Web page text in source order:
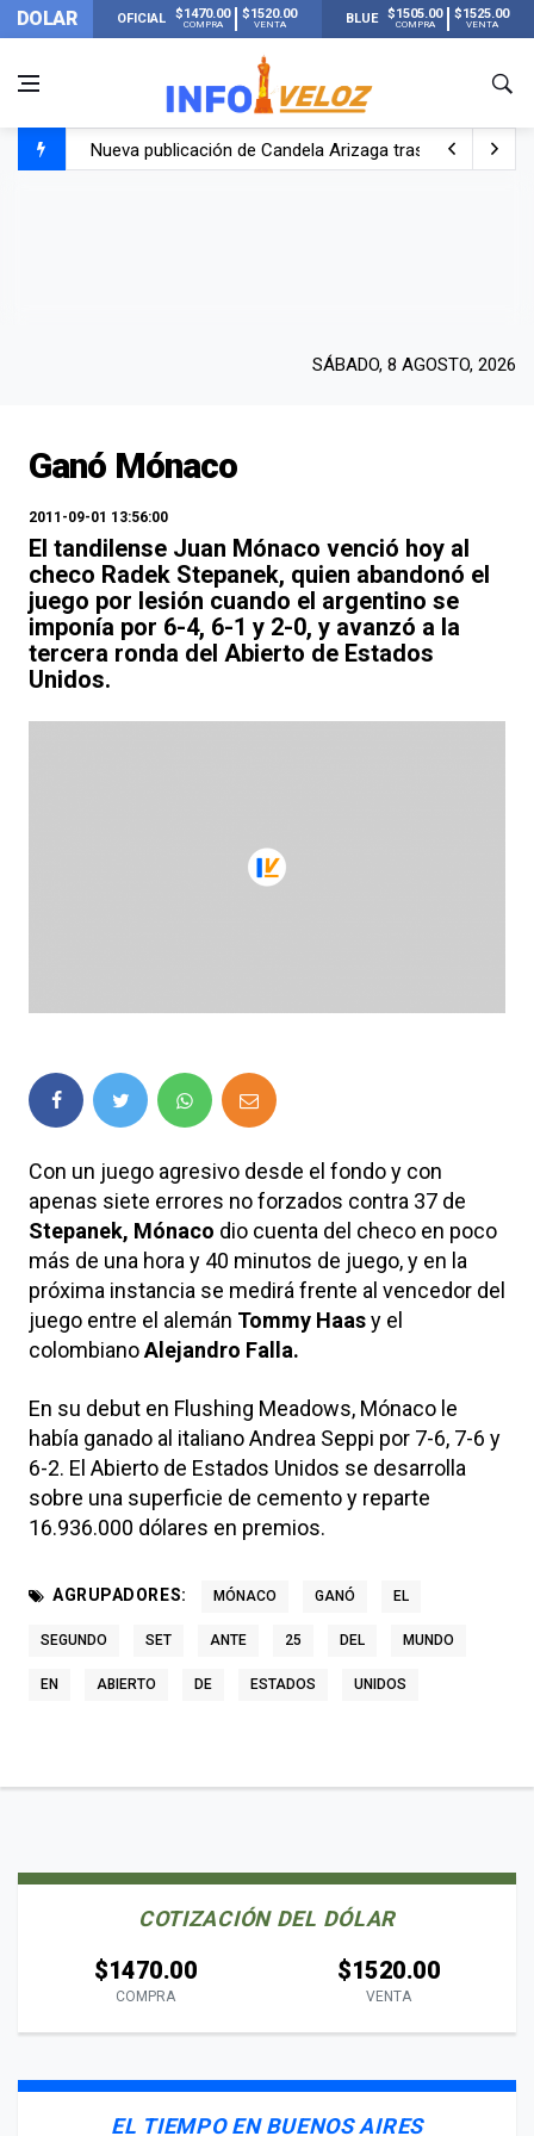
DOLAR OFICIAL $1470.00
COMPRA
$1520.00
VENTA BLUE $1505.00
COMPRA
$1525.00
VENTA
Nueva publicación de Candela Arizaga tras el
Un joven murió quemado por su novia en San Luis:
SÁBADO, 8 AGOSTO, 2026
Ganó Mónaco
2011-09-01 13:56:00
El tandilense Juan Mónaco venció hoy al
checo Radek Stepanek, quien abandonó el
juego por lesión cuando el argentino se
imponía por 6-4, 6-1 y 2-0, y avanzó a la
tercera ronda del Abierto de Estados
Unidos.
Con un juego agresivo desde el fondo y con
apenas siete errores no forzados contra 37 de
Stepanek, Mónaco dio cuenta del checo en poco
más de una hora y 40 minutos de juego, y en la
próxima instancia se medirá frente al vencedor del
juego entre el alemán Tommy Haasy el
colombianoAlejandro Falla.
En su debut en Flushing Meadows, Mónaco le
había ganado al italiano Andrea Seppi por 7-6, 7-6 y
6-2. El Abierto de Estados Unidos se desarrolla
sobre una superficie de cemento y reparte
16.936.000 dólares en premios.
AGRUPADORES: MÓNACO GANÓ EL
SEGUNDO SET ANTE 25 DEL MUNDO
EN ABIERTO DE ESTADOS UNIDOS
COTIZACIÓN DEL DÓLAR
$1470.00
COMPRA
$1520.00
VENTA
EL TIEMPO EN BUENOS AIRES